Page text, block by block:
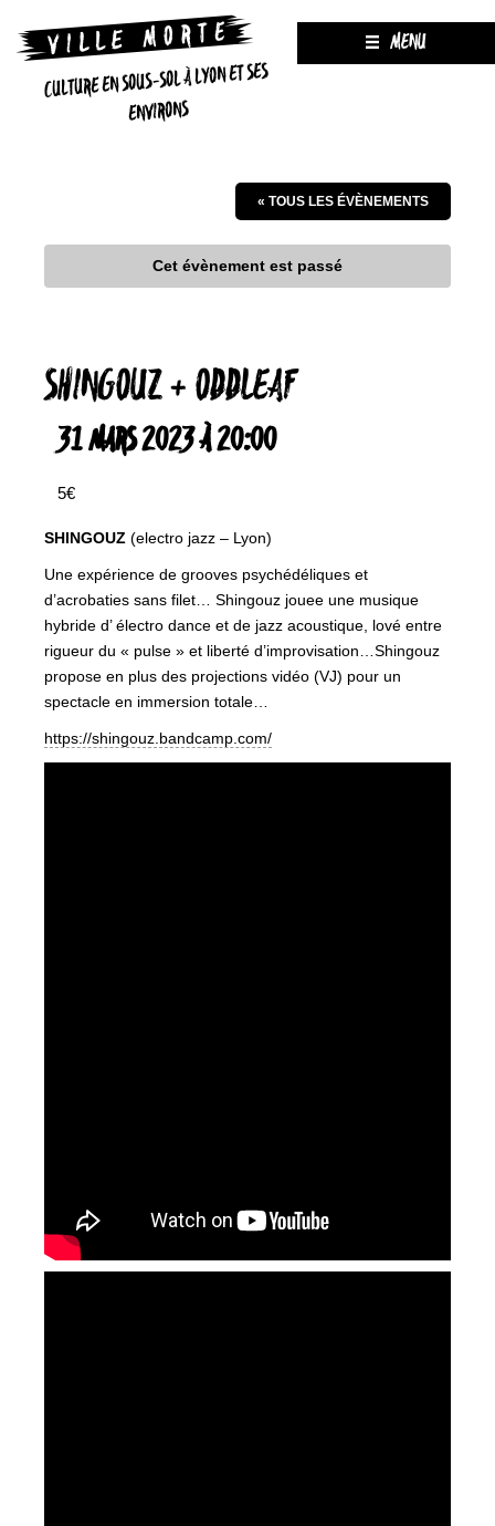
CULTURE EN SOUS-SOL À LYON ET SES
ENVIRONS
MENU
« TOUS LES ÉVÈNEMENTS
Cet évènement est passé
SHINGOUZ + ODDLEAF
31 MARS 2023 À 20:00
5€
SHINGOUZ (electro jazz – Lyon)
Une expérience de grooves psychédéliques et
d’acrobaties sans filet… Shingouz jouee une musique
hybride d’ électro dance et de jazz acoustique, lové entre
rigueur du « pulse » et liberté d’improvisation…Shingouz
propose en plus des projections vidéo (VJ) pour un
spectacle en immersion totale…
https://shingouz.bandcamp.com/